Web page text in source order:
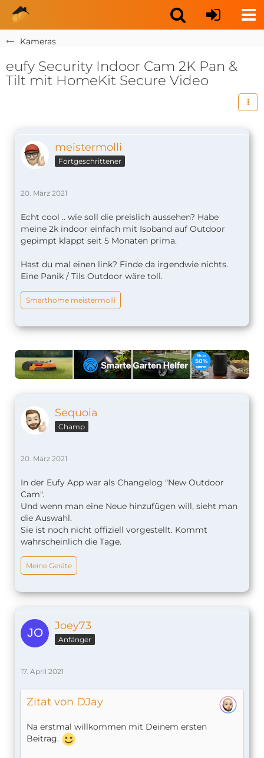
Kameras
eufy Security Indoor Cam 2K Pan &
Tilt mit HomeKit Secure Video
meistermolli
Fortgeschrittener
20. März 2021
Echt cool .. wie soll die preislich aussehen? Habe
meine 2k indoor einfach mit Isoband auf Outdoor
gepimpt klappt seit 5 Monaten prima.
Hast du mal einen link? Finde da irgendwie nichts.
Eine Panik / Tils Outdoor wäre toll.
Smarthome meistermolli
Sequoia
Champ
20. März 2021
In der Eufy App war als Changelog "New Outdoor
Cam".
Und wenn man eine Neue hinzufügen will, sieht man
die Auswahl.
Sie ist noch nicht offiziell vorgestellt. Kommt
wahrscheinlich die Tage.
Meine Geräte
Joey73
Anfänger
17. April 2021
Zitat von DJay
Na erstmal willkommen mit Deinem ersten
Beitrag.